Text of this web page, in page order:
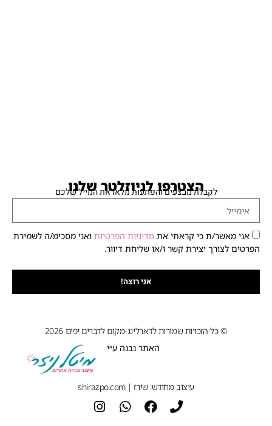
הצטרפו לניוזלטר שלנו
לקבלת מבצעים והפתעות מלאו את המייל שלכם
אני מאשר/ת כי קראתי אתמדיניות הפרטיותואני מסכימ/ה לשמירת
הפרטים לצורך יצירת קשר ו/או שליחת דיוור.
אני רוצה!
© כל הזכויות שמורות לדארלינג-מקום לדברים יפים 2026
האתר נבנה ע״י
עיצוב מחודש: שירז | shirazpo.com